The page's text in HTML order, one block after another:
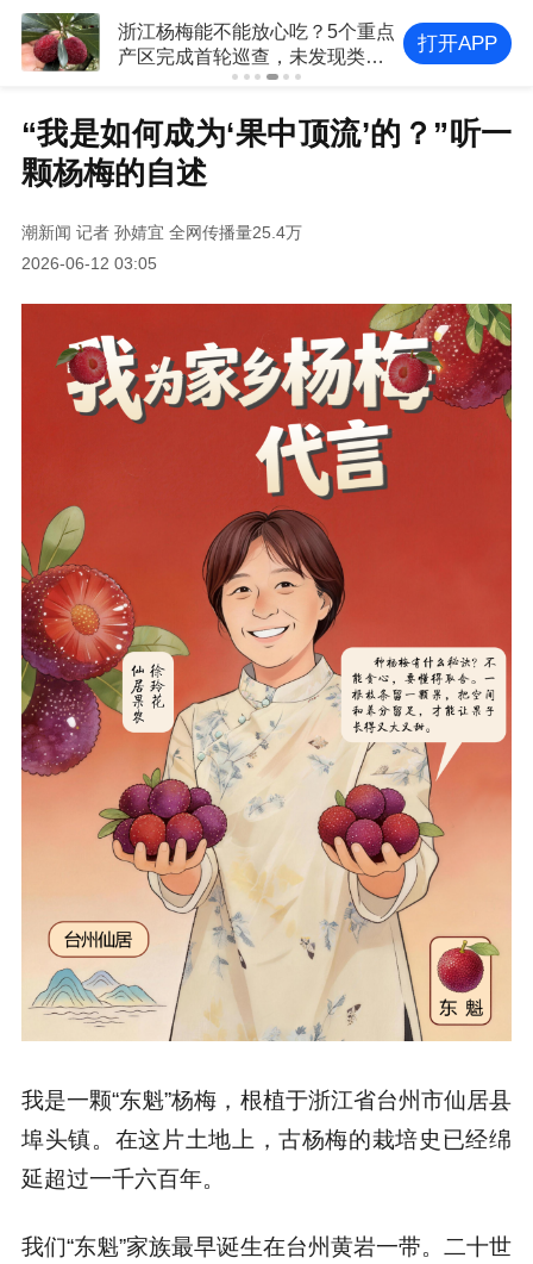
浙江杨梅能不能放心吃？5个重点
产区完成首轮巡查，未发现类似
打开APP
“我是如何成为‘果中顶流’的？”听一
颗杨梅的自述
潮新闻 记者 孙婧宜 全网传播量25.4万
2026-06-12 03:05
我是一颗“东魁”杨梅，根植于浙江省台州市仙居县
埠头镇。在这片土地上，古杨梅的栽培史已经绵
延超过一千六百年。
我们“东魁”家族最早诞生在台州黄岩一带。二十世